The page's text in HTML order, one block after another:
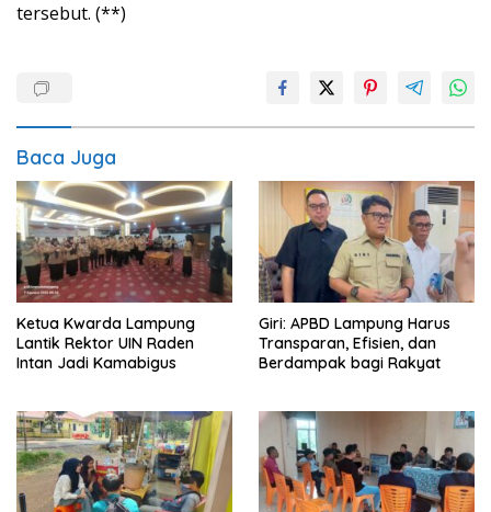
tersebut. (**)
Baca Juga
Ketua Kwarda Lampung
Lantik Rektor UIN Raden
Intan Jadi Kamabigus
Giri: APBD Lampung Harus
Transparan, Efisien, dan
Berdampak bagi Rakyat